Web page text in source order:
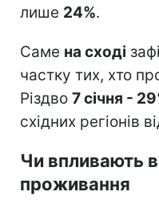
лише 24%.
Саме на сході
частку тих, хто
Різдво 7 січня -
східних регіонів
Чи впливають
проживання